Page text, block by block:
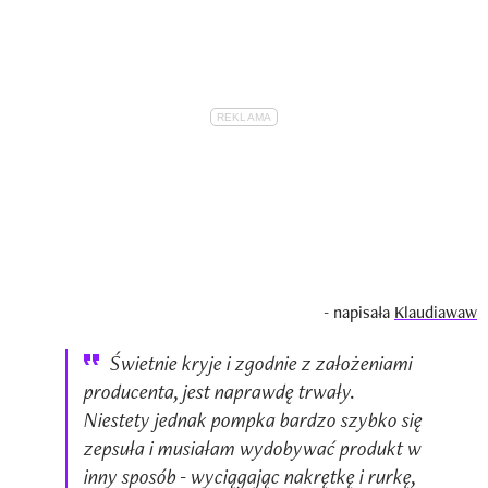
- napisała Klaudiawaw
Świetnie kryje i zgodnie z założeniami
producenta, jest naprawdę trwały.
Niestety jednak pompka bardzo szybko się
zepsuła i musiałam wydobywać produkt w
inny sposób - wyciągając nakrętkę i rurkę,